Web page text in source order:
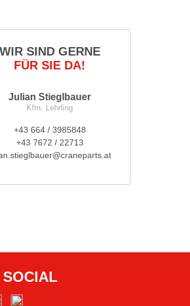
WIR SIND GERNE
FÜR SIE DA!
Julian Stieglbauer
Kfm. Lehrling
+43 664 / 3985848
+43 7672 / 22713